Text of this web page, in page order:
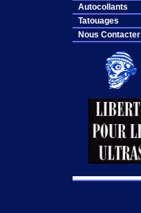
Autocollants
Tatouages
Nous Contacter